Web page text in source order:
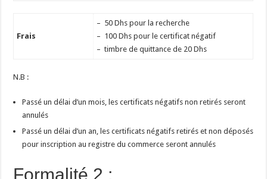
Frais
– 50 Dhs pour la recherche
– 100 Dhs pour le certificat négatif
– timbre de quittance de 20 Dhs
N.B :
Passé un délai d’un mois, les certificats négatifs non retirés seront
annulés
Passé un délai d’un an, les certificats négatifs retirés et non déposés
pour inscription au registre du commerce seront annulés
Formalité 2 :